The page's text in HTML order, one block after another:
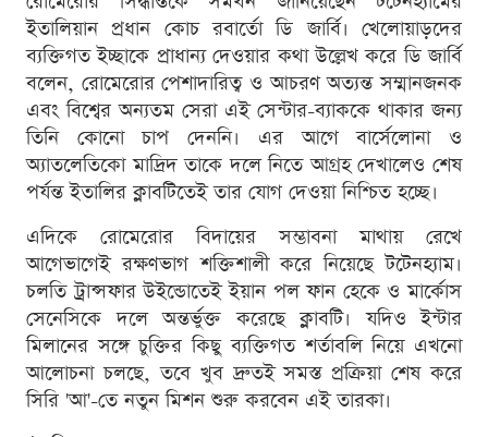
ইতালিয়ান প্রধান কোচ রবার্তো ডি জার্বি। খেলোয়াড়দের
ব্যক্তিগত ইচ্ছাকে প্রাধান্য দেওয়ার কথা উল্লেখ করে ডি জার্বি
বলেন, রোমেরোর পেশাদারিত্ব ও আচরণ অত্যন্ত সম্মানজনক
এবং বিশ্বের অন্যতম সেরা এই সেন্টার-ব্যাককে থাকার জন্য
তিনি কোনো চাপ দেননি। এর আগে বার্সেলোনা ও
অ্যাতলেতিকো মাদ্রিদ তাকে দলে নিতে আগ্রহ দেখালেও শেষ
পর্যন্ত ইতালির ক্লাবটিতেই তার যোগ দেওয়া নিশ্চিত হচ্ছে।
এদিকে রোমেরোর বিদায়ের সম্ভাবনা মাথায় রেখে
আগেভাগেই রক্ষণভাগ শক্তিশালী করে নিয়েছে টটেনহ্যাম।
চলতি ট্রান্সফার উইন্ডোতেই ইয়ান পল ফান হেকে ও মার্কোস
সেনেসিকে দলে অন্তর্ভুক্ত করেছে ক্লাবটি। যদিও ইন্টার
মিলানের সঙ্গে চুক্তির কিছু ব্যক্তিগত শর্তাবলি নিয়ে এখনো
আলোচনা চলছে, তবে খুব দ্রুতই সমস্ত প্রক্রিয়া শেষ করে
সিরি 'আ'-তে নতুন মিশন শুরু করবেন এই তারকা।